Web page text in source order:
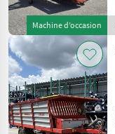
Fenaison
Autochargeuses
Gruber
CHOISIR
UNE
CATÉGORIE
Gruber
Machine d’occasion